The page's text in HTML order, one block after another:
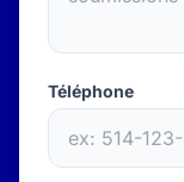
Téléphone